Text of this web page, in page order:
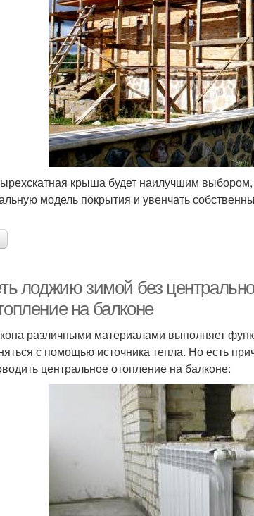
крыша будет наилучшим
модель покрытия и увенчать
лоджию зимой без
на балконе
различными материалами выполняет
с помощью источника тепла. Но есть
центральное отопление на балконе: